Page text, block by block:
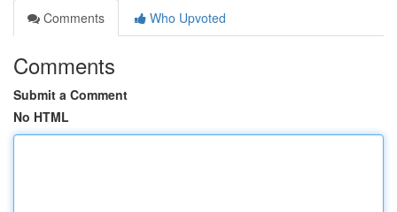
Comments
Who Upvoted
Comments
Submit a Comment
No HTML